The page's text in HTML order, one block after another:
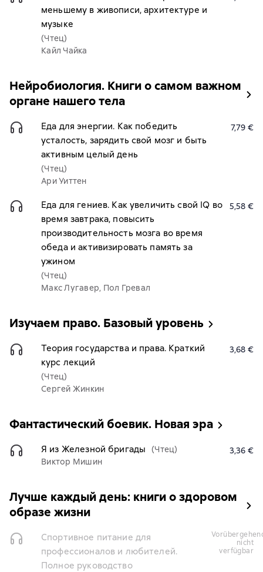
меньшему в живописи, архитектуре и
музыке
(Чтец)
Кайл Чайка
Нейробиология. Книги о самом важном
органе нашего тела
Еда для энергии. Как победить
усталость, зарядить свой мозг и быть
активным целый день
(Чтец)
Ари Уиттен
7,79 €
Еда для гениев. Как увеличить свой IQ во
время завтрака, повысить
производительность мозга во время
обеда и активизировать память за
ужином
(Чтец)
Макс Лугавер, Пол Гревал
5,58 €
Изучаем право. Базовый уровень
Теория государства и права. Краткий
курс лекций
(Чтец)
Сергей Жинкин
3,68 €
Фантастический боевик. Новая эра
Я из Железной бригады
(Чтец)
Виктор Мишин
3,36 €
Лучше каждый день: книги о здоровом
образе жизни
Спортивное питание для
профессионалов и любителей.
Полное руководство
vorübergehend
nicht
verfügbar